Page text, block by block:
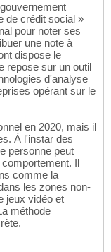
de crédit social »
pour noter ses
une note à
dispose le
repose sur un outil
d'analyse
opérant sur le
en 2020, mais il
À l'instar des
personne peut
Il
comme la
les zones non-
jeux vidéo et
méthode